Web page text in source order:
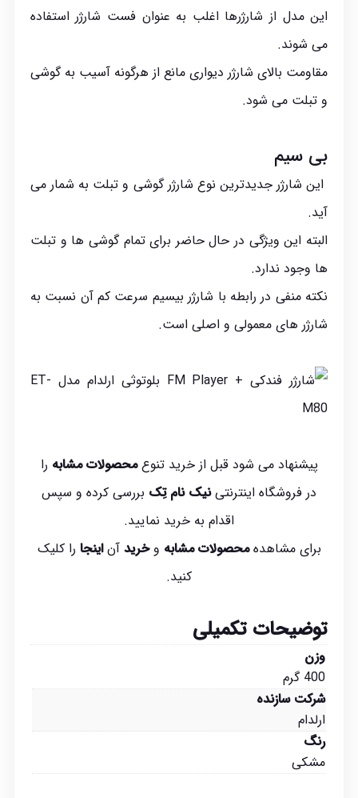
این مدل از شارژرها اغلب به عنوان فست شارژر استفاده
می شوند.
مقاومت بالای شارژر دیواری مانع از هرگونه آسیب به گوشی
و تبلت می شود.
بی سیم
این شارژر جدیدترین نوع شارژر گوشی و تبلت به شمار می
آید.
البته این ویژگی در حال حاضر برای تمام گوشی ها و تبلت
ها وجود ندارد.
نکته منفی در رابطه با شارژر بیسیم سرعت کم آن نسبت به
شارژر های معمولی و اصلی است.
پیشنهاد می شود قبل از خرید تنوعمحصولات مشابه را
در فروشگاه اینترنتینیک نام تِک بررسی کرده و سپس
اقدام به خرید نمایید.
برای مشاهدهمحصولات مشابه وخرید آناینجا را کلیک
کنید.
توضیحات تکمیلی
وزن
400 گرم
شرکت سازنده
ارلدام
رنگ
مشکی